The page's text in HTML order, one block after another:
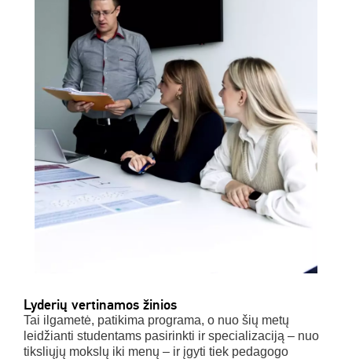
Lyderių vertinamos žinios
Tai ilgametė, patikima programa, o nuo šių metų
leidžianti studentams pasirinkti ir specializaciją – nuo
tiksliųjų mokslų iki menų – ir įgyti tiek pedagogo